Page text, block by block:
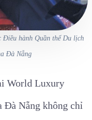
Điều hành Quần thể Du lịch
Đà Nẵng
World Luxury
Đà Nẵng không chỉ